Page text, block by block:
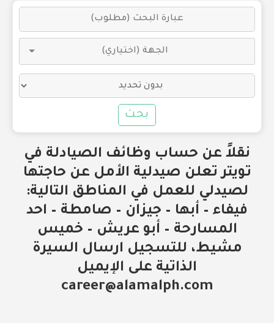
بحث
نقلاً عن حساب وظائف الصيادلة في
تويتر تعلن صيدلية الأمل عن حاجتها
لصيدلي للعمل في المناطق التالية:
فيفاء – أبها – جيزان – صامطة – احد
المسارحة – أبو عريش – خميس
مشيط، للتسجيل ارسال السيرة
الذاتية على الإيميل
career@alamalph.com